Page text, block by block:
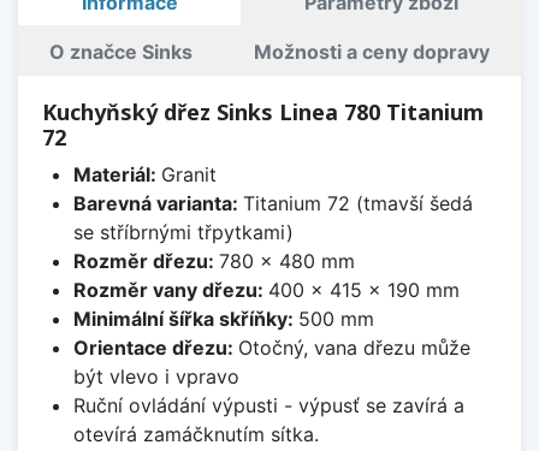
O značce Sinks Možnosti a ceny dopravy
Kuchyňský dřez Sinks Linea 780 Titanium
72
Materiál: Granit
Barevná varianta: Titanium 72 (tmavší šedá
se stříbrnými třpytkami)
Rozměr dřezu: 780 x 480 mm
Rozměr vany dřezu: 400 x 415 x 190 mm
Minimální šířka skříňky: 500 mm
Orientace dřezu: Otočný, vana dřezu může
být vlevo i vpravo
Ruční ovládání výpusti - výpusť se zavírá a
otevírá zamáčknutím sítka.